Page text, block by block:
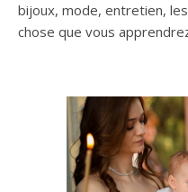
bijoux, mode, entretien,
chose que vous